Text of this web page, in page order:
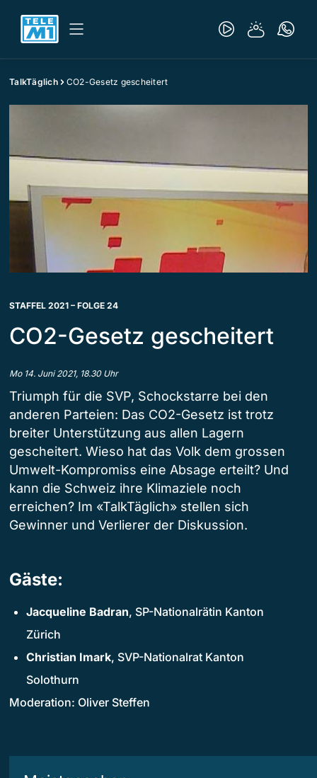
TalkTäglich CO2-Gesetz gescheitert
STAFFEL 2021 – FOLGE 24
CO2-Gesetz gescheitert
Mo 14. Juni 2021, 18.30 Uhr
Triumph für die SVP, Schockstarre bei den
anderen Parteien: Das CO2-Gesetz ist trotz
breiter Unterstützung aus allen Lagern
gescheitert. Wieso hat das Volk dem grossen
Umwelt-Kompromiss eine Absage erteilt? Und
kann die Schweiz ihre Klimaziele noch
erreichen? Im «TalkTäglich» stellen sich
Gewinner und Verlierer der Diskussion.
Gäste:
Jacqueline Badran, SP-Nationalrätin Kanton
Zürich
Christian Imark, SVP-Nationalrat Kanton
Solothurn
Moderation: Oliver Steffen